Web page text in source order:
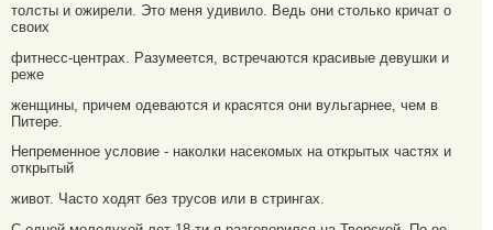
толсты и ожирели. Это меня удивило. Ведь они столько кричат о
своих
фитнесс-центрах. Разумеется, встречаются красивые девушки и
реже
женщины, причем одеваются и красятся они вульгарнее, чем в
Питере.
Непременное условие - наколки насекомых на открытых частях и
открытый
живот. Часто ходят без трусов или в стрингах.